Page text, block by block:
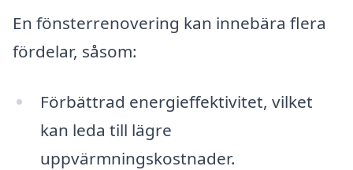
En fönsterrenovering kan innebära flera
fördelar, såsom:
Förbättrad energieffektivitet, vilket
kan leda till lägre
uppvärmningskostnader.